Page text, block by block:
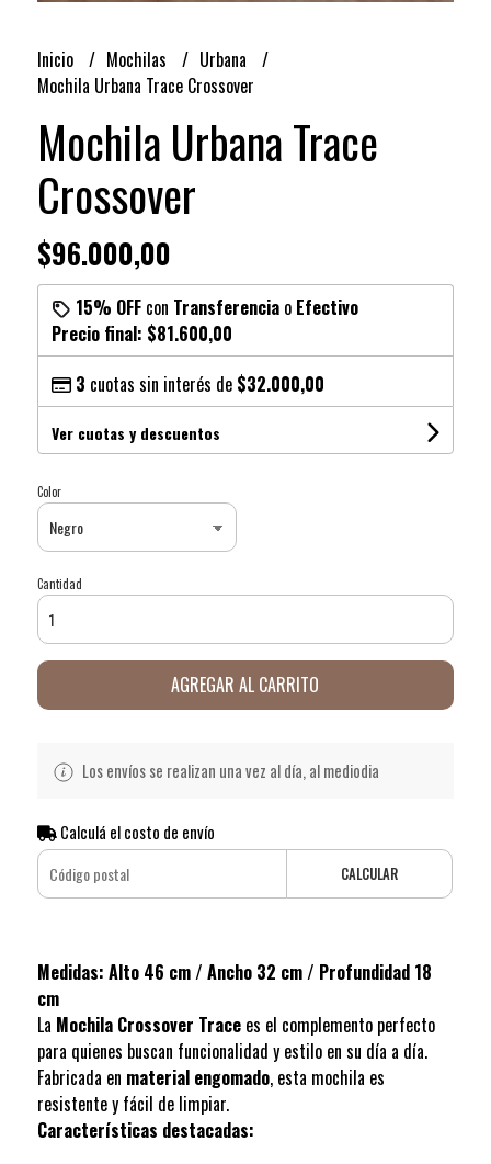
Inicio Mochilas
Urbana
Mochila Urbana Trace Crossover
Mochila Urbana Trace
Crossover
$96.000,00
15% OFFcon Transferenciao Efectivo
Precio final: $81.600,00
3 cuotas sin interés de $32.000,00
Ver cuotas y descuentos
Color
Cantidad
AGREGAR AL CARRITO
Los envíos se realizan una vez al día, al mediodia
Calculá el costo de envío
CALCULAR
Medidas: Alto 46 cm / Ancho 32 cm / Profundidad 18
cm
La Mochila Crossover Tracees el complemento perfecto
para quienes buscan funcionalidad y estilo en su día a día.
Fabricada en material engomado, esta mochila es
resistente y fácil de limpiar.
Características destacadas: